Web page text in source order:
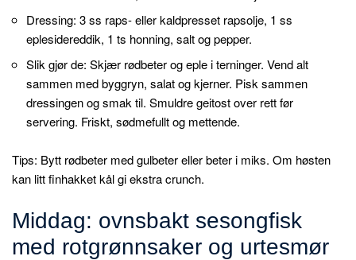
Dressing: 3 ss raps- eller kaldpresset rapsolje, 1 ss
eplesidereddik, 1 ts honning, salt og pepper.
Slik gjør de: Skjær rødbeter og eple i terninger. Vend alt
sammen med byggryn, salat og kjerner. Pisk sammen
dressingen og smak til. Smuldre geitost over rett før
servering. Friskt, sødmefullt og mettende.
Tips: Bytt rødbeter med gulbeter eller beter i miks. Om høsten
kan litt finhakket kål gi ekstra crunch.
Middag: ovnsbakt sesongfisk
med rotgrønnsaker og urtesmør